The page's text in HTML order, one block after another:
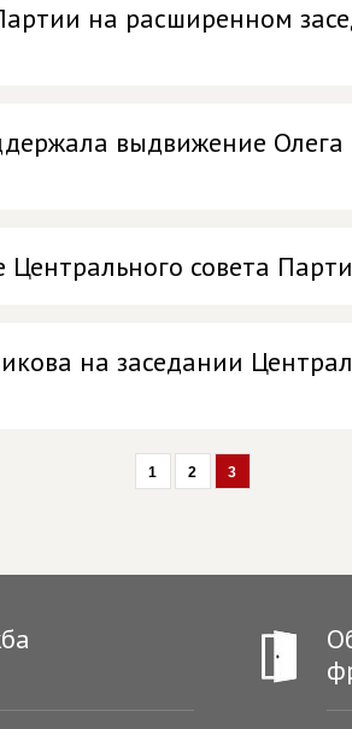
на расширенном
выдвижение
совета
на заседании
1 2 3